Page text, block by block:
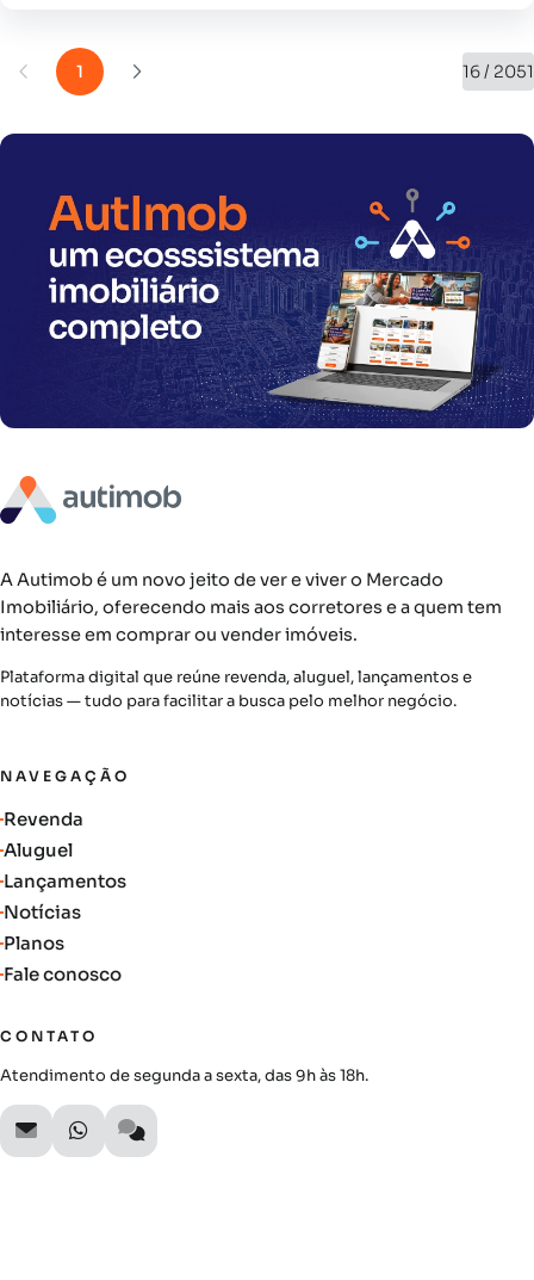
1 16 / 2051
A Autimob é um novo jeito de ver e viver o Mercado
Imobiliário, oferecendo mais aos corretores e a quem tem
interesse em comprar ou vender imóveis.
Plataforma digital que reúne revenda, aluguel, lançamentos e
notícias — tudo para facilitar a busca pelo melhor negócio.
NAVEGAÇÃO
Revenda
Aluguel
Lançamentos
Notícias
Planos
Fale conosco
CONTATO
Atendimento de segunda a sexta, das 9h às 18h.